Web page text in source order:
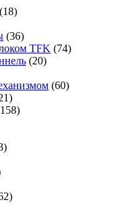
(18)
(36)
TFK (74)
(20)
(60)